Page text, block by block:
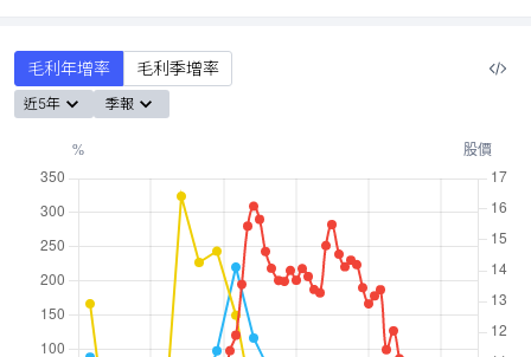
毛利年增率 毛利季增率
近5年 季報